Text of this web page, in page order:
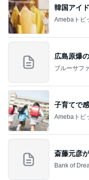
韓国アイ
Amebaトピ
広島原爆
ブルーサフ
子育てで
Amebaトピ
斎藤元彦
Bank of